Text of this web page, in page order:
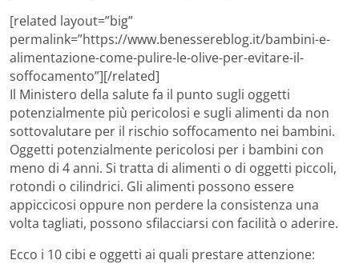
[related layout=”big”
permalink=”https://www.benessereblog.it/bambini-e-
alimentazione-come-pulire-le-olive-per-evitare-il-
soffocamento”][/related]
Il Ministero della salute fa il punto sugli oggetti
potenzialmente più pericolosi e sugli alimenti da non
sottovalutare per il rischio soffocamento nei bambini.
Oggetti potenzialmente pericolosi per i bambini con
meno di 4 anni. Si tratta di alimenti o di oggetti piccoli,
rotondi o cilindrici. Gli alimenti possono essere
appiccicosi oppure non perdere la consistenza una
volta tagliati, possono sfilacciarsi con facilità o aderire.
Ecco i 10 cibi e oggetti ai quali prestare attenzione: